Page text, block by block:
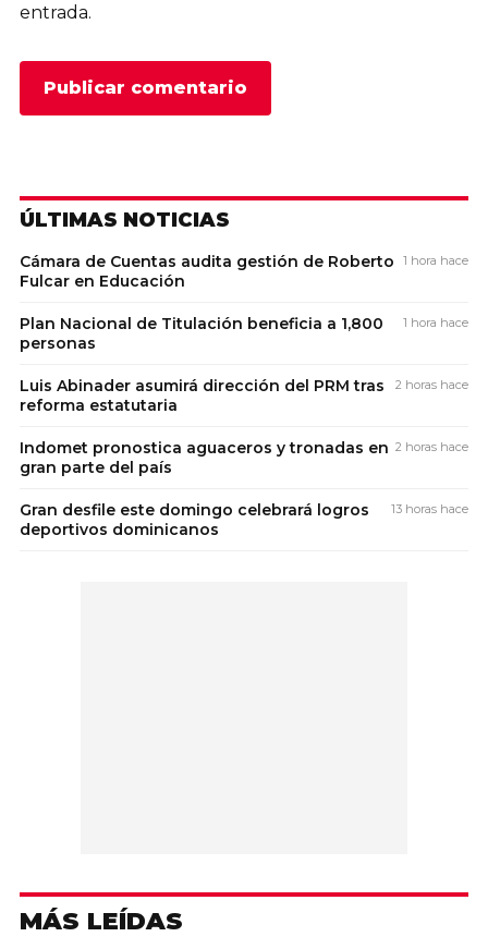
entrada.
ÚLTIMAS NOTICIAS
Cámara de Cuentas audita gestión de Roberto
Fulcar en Educación
1 hora hace
Plan Nacional de Titulación beneficia a 1,800
personas
1 hora hace
Luis Abinader asumirá dirección del PRM tras
reforma estatutaria
2 horas hace
Indomet pronostica aguaceros y tronadas en
gran parte del país
2 horas hace
Gran desfile este domingo celebrará logros
deportivos dominicanos
13 horas hace
MÁS LEÍDAS